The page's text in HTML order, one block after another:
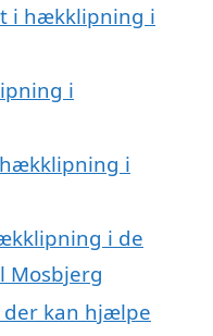
i hækklipning i
i
i
i de
Mosbjerg
kan hjælpe